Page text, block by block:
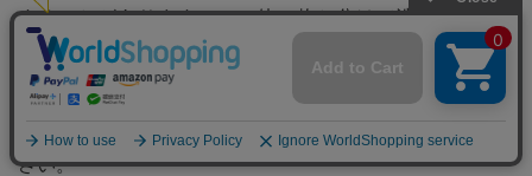
することがありますので、他の物と分けて洗ってくださ
い。
濡れたままの放置は色移りの原因になりますので、洗濯後
は直ちに形を整えて干してください。
汗や摩擦により色移りすることがありますのでご注意くだ
さい。